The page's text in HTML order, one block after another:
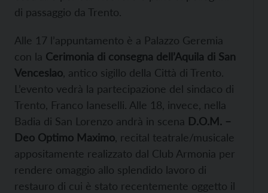
di passaggio da Trento.
Alle 17 l’appuntamento è a Palazzo Geremia
con la Cerimonia di consegna dell’Aquila di San
Venceslao , antico sigillo della Città di Trento.
L’evento vedrà la partecipazione del sindaco di
Trento, Franco Ianeselli. Alle 18, invece, nella
Badia di San Lorenzo andrà in scena D.O.M. –
Deo Optimo Maximo , recital teatrale/musicale
appositamente realizzato dal Club Armonia per
rendere omaggio allo splendido lavoro di
restauro di cui è stato recentemente oggetto il